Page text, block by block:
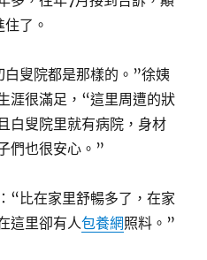
了。
叟院都是那樣的。”徐姨
涯很滿足，“這里周遭的狀
白叟院里就有病院，身材
們也很安心。”
比在家里舒暢多了，在家
這里卻有人包養網照料。”